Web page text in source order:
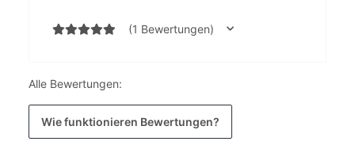
(1 Bewertungen)
Alle Bewertungen:
Wie funktionieren Bewertungen?